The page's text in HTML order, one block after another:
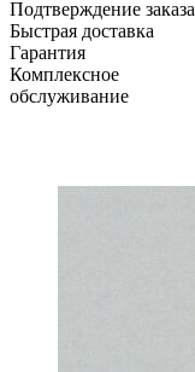
Подтверждение заказа
Быстрая доставка
Гарантия
Комплексное
обслуживание